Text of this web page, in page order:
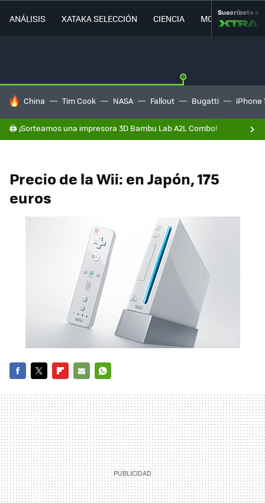
ANÁLISIS XATAKA SELECCIÓN CIENCIA MOVILIDAD
Suscríbete a
HOY SE HABLA DE
China Tim Cook NASA Fallout Bugatti iPhone
🖨️ ¡Sorteamos una impresora 3D Bambu Lab A2L Combo!
Precio de la Wii: en Japón, 175
euros
MAIL